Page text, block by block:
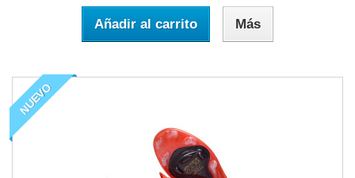
Añadir al carrito Más
NUEVO